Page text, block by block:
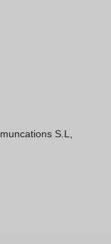
S.L,